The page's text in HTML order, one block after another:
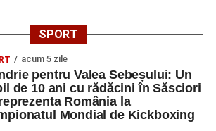
și Cătălin Rotaru, producător Gabi
23 AUGUST 2026
SPORT
acum 5 zile
pentru Valea Sebeșului: Un
de 10 ani cu rădăcini în Săsciori
România la
Mondial de Kickboxing